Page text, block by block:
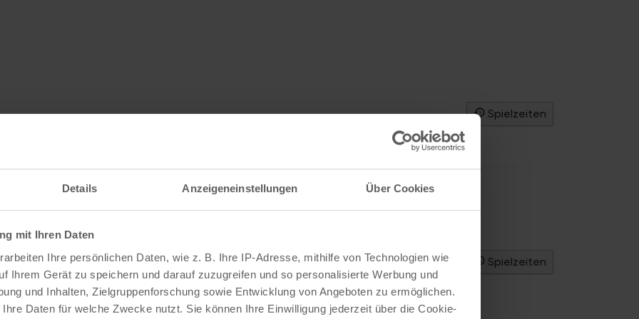
Details Anzeigeneinstellungen Über Cookies
mit Ihren Daten
Ihre persönlichen Daten, wie z. B. Ihre IP-Adresse, mithilfe von Technologien wie
Ihrem Gerät zu speichern und darauf zuzugreifen und so personalisierte Werbung und
und Inhalten, Zielgruppenforschung sowie Entwicklung von Angeboten zu ermöglichen.
Daten für welche Zwecke nutzt. Sie können Ihre Einwilligung jederzeit über die Cookie-
Spielzeiten
auf Anfang
Spielzeiten